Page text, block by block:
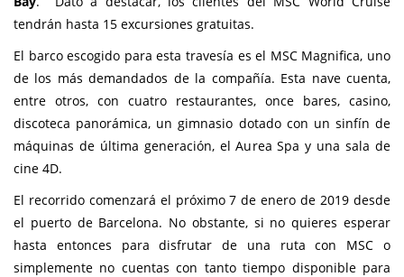
tendrán hasta 15 excursiones gratuitas.
El barco escogido para esta travesía es el MSC Magnifica, uno
de los más demandados de la compañía. Esta nave cuenta,
entre otros, con cuatro restaurantes, once bares, casino,
discoteca panorámica, un gimnasio dotado con un sinfín de
máquinas de última generación, el Aurea Spa y una sala de
cine 4D.
El recorrido comenzará el próximo 7 de enero de 2019 desde
el puerto de Barcelona. No obstante, si no quieres esperar
hasta entonces para disfrutar de una ruta con MSC o
simplemente no cuentas con tanto tiempo disponible para